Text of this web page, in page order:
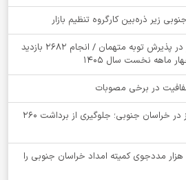
زیر ذره‌بین کارگروه تنظیم بازار
خراسان جنوبی رتبه اول کشور در پذیرش توبه متهمان / انجام ۲۶۸۲ بازدید
ماهه نخست سال 1405
شفافیت در برخی مصوبات
انسداد ۳۴ حلقه چاه غیرمجاز در خراسان جنوبی؛ جلوگیری از برداشت ۲۶۰
«کیمیاگران»، بینایی بیش از ۵ هزار مددجوی کمیته امداد خراسان جنوبی را